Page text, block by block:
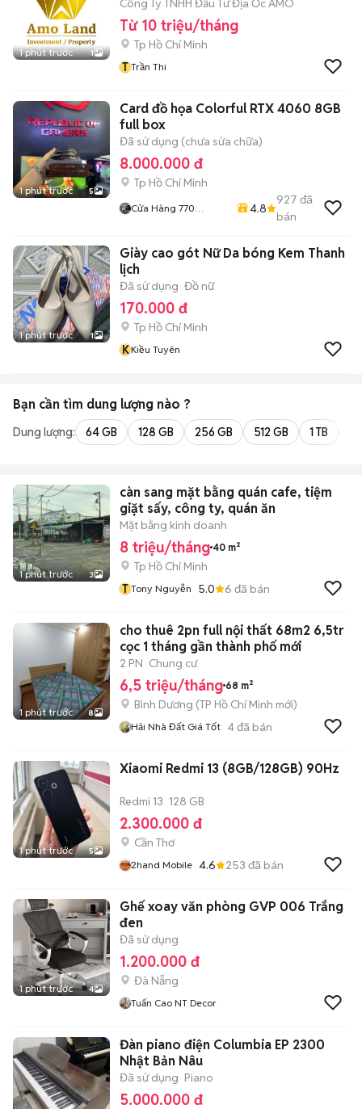
1 phút trước 1
Công Ty TNHH Đầu Tư Địa Ốc AMO
Từ 10 triệu/tháng
Tp Hồ Chí Minh
T Trần Thi
1 phút trước 5
Card đồ họa Colorful RTX 4060 8GB
full box
Đã sử dụng (chưa sửa chữa)
8.000.000 đ
Tp Hồ Chí Minh
Cửa Hàng 770
4.8
927 đã
bán
1 phút trước 1
Giày cao gót Nữ Da bóng Kem Thanh
lịch
Đã sử dụng Đồ nữ
170.000 đ
Tp Hồ Chí Minh
KKiều Tuyên
Bạn cần tìm dung lượng nào ?
Dung lượng: 64 GB 128 GB 256 GB 512 GB 1 TB
1 phút trước 3
càn sang mặt bằng quán cafe, tiệm
giặt sấy, công ty, quán ăn
Mặt bằng kinh doanh
8 triệu/tháng 40 m²
Tp Hồ Chí Minh
T Tony Nguyễn 5.0 6 đã bán
1 phút trước 8
cho thuê 2pn full nội thất 68m2 6,5tr
cọc 1 tháng gần thành phố mới
2 PN Chung cư
6,5 triệu/tháng 68 m²
Bình Dương (TP Hồ Chí Minh mới)
Hải Nhà Đất Giá Tốt 4đã bán
1 phút trước 5
Xiaomi Redmi 13 (8GB/128GB) 90Hz
Redmi 13 128 GB
2.300.000 đ
Cần Thơ
2hand Mobile 4.6 253 đã bán
1 phút trước 4
Ghế xoay văn phòng GVP 006 Trắng
đen
Đã sử dụng
1.200.000 đ
Đà Nẵng
Tuấn Cao NT Decor
Đàn piano điện Columbia EP 2300
Nhật Bản Nâu
Đã sử dụng Piano
5.000.000 đ